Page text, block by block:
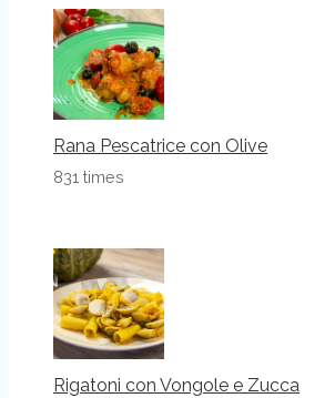
Rana Pescatrice con Olive
831 times
Rigatoni con Vongole e Zucca